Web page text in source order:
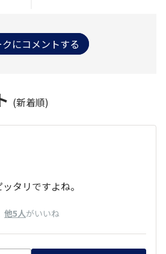
クにコメントする
(新着順)
タリですよね。
他5人がいいね